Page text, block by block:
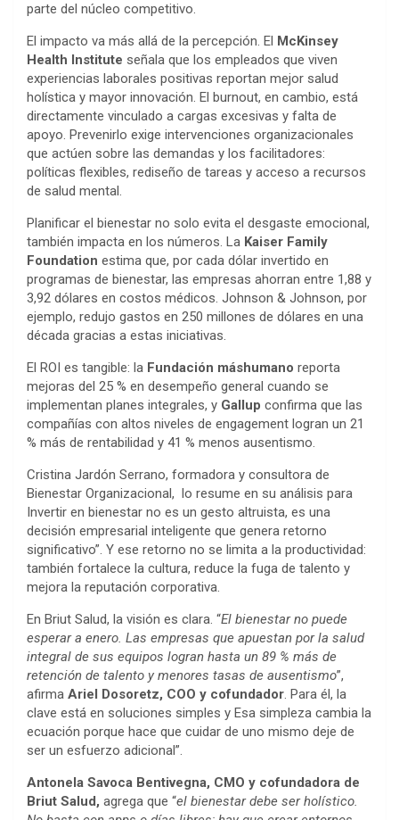
parte del núcleo competitivo.
El impacto va más allá de la percepción. El McKinsey
Health Institute señala que los empleados que viven
experiencias laborales positivas reportan mejor salud
holística y mayor innovación. El burnout, en cambio, está
directamente vinculado a cargas excesivas y falta de
apoyo. Prevenirlo exige intervenciones organizacionales
que actúen sobre las demandas y los facilitadores:
políticas flexibles, rediseño de tareas y acceso a recursos
de salud mental.
Planificar el bienestar no solo evita el desgaste emocional,
también impacta en los números. La Kaiser Family
Foundation estima que, por cada dólar invertido en
programas de bienestar, las empresas ahorran entre 1,88 y
3,92 dólares en costos médicos. Johnson & Johnson, por
ejemplo, redujo gastos en 250 millones de dólares en una
década gracias a estas iniciativas.
El ROI es tangible: la Fundación máshumano reporta
mejoras del 25 % en desempeño general cuando se
implementan planes integrales, y Gallup confirma que las
compañías con altos niveles de engagement logran un 21
% más de rentabilidad y 41 % menos ausentismo.
Cristina Jardón Serrano, formadora y consultora de
Bienestar Organizacional, lo resume en su análisis para
Invertir en bienestar no es un gesto altruista, es una
decisión empresarial inteligente que genera retorno
significativo”. Y ese retorno no se limita a la productividad:
también fortalece la cultura, reduce la fuga de talento y
mejora la reputación corporativa.
En Briut Salud, la visión es clara. “El bienestar no puede
esperar a enero. Las empresas que apuestan por la salud
integral de sus equipos logran hasta un 89 % más de
retención de talento y menores tasas de ausentismo”,
afirma Ariel Dosoretz, COO y cofundador. Para él, la
clave está en soluciones simples y Esa simpleza cambia la
ecuación porque hace que cuidar de uno mismo deje de
ser un esfuerzo adicional”.
Antonela Savoca Bentivegna, CMO y cofundadora de
Briut Salud, agrega que “el bienestar debe ser holístico.